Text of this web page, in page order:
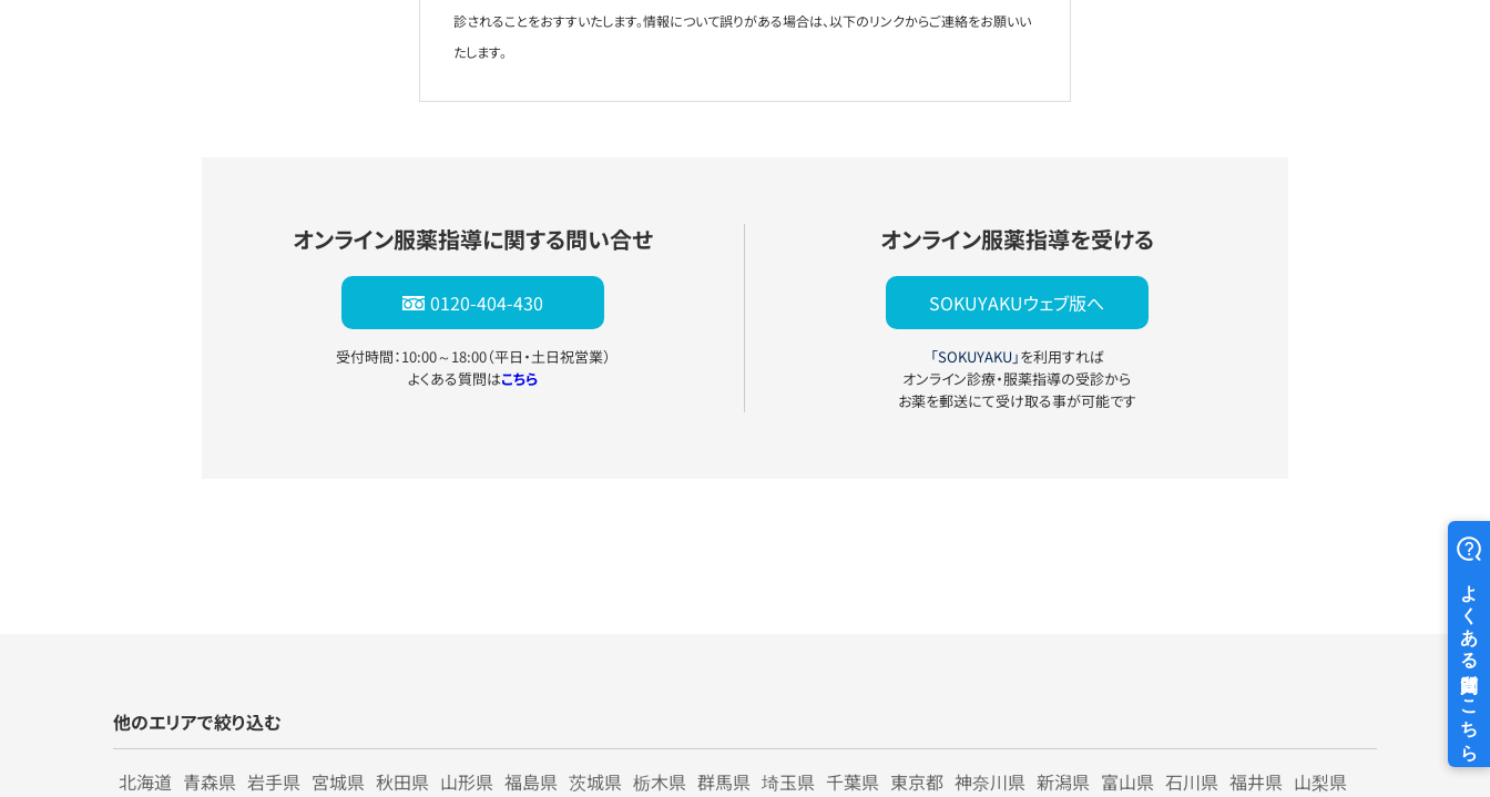
診されることをおすすいたします。情報について誤りがある場合は、以下のリンクからご連絡をお願いい
たします。
オンライン服薬指導に関する問い合せ
0120-404-430
受付時間：10:00～18:00（平日・土日祝営業）
よくある質問はこちら
オンライン服薬指導を受ける
SOKUYAKUウェブ版へ
「SOKUYAKU」を利用すれば
オンライン診療・服薬指導の受診から
お薬を郵送にて受け取る事が可能です
他のエリアで絞り込む
北海道 青森県 岩手県 宮城県 秋田県 山形県 福島県 茨城県 栃木県 群馬県 埼玉県 千葉県 東京都 神奈川県 新潟県 富山県 石川県 福井県 山梨県